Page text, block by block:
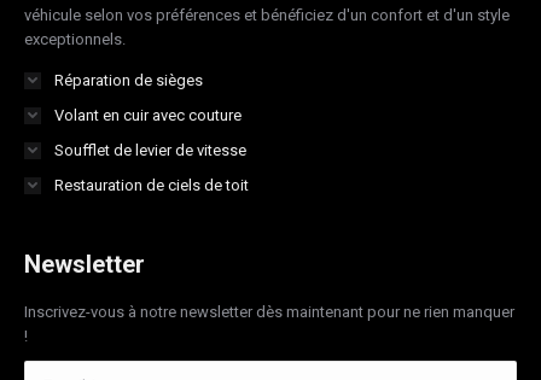
véhicule selon vos préférences et bénéficiez d'un confort et d'un style
exceptionnels.
Réparation de sièges
Volant en cuir avec couture
Soufflet de levier de vitesse
Restauration de ciels de toit
Newsletter
Inscrivez-vous à notre newsletter dès maintenant pour ne rien manquer
!